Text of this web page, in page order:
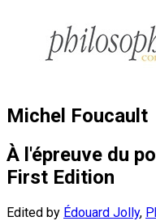
Michel Foucault
À l'épreuve du
First Edition
Edited by Édouard Jolly,